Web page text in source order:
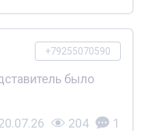
+79255070590
было
204 1